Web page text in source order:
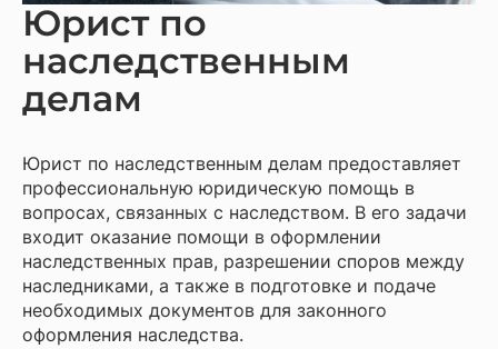
Юрист по
наследственным
делам
Юрист по наследственным делам предоставляет
профессиональную юридическую помощь в
вопросах, связанных с наследством. В его задачи
входит оказание помощи в оформлении
наследственных прав, разрешении споров между
наследниками, а также в подготовке и подаче
необходимых документов для законного
оформления наследства.